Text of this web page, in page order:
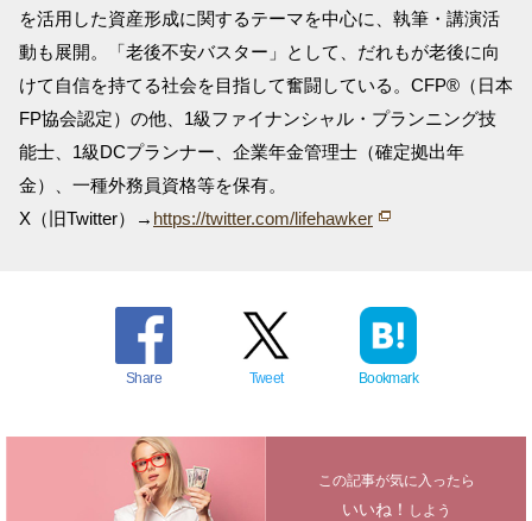
を活用した資産形成に関するテーマを中心に、執筆・講演活
動も展開。「老後不安バスター」として、だれもが老後に向
けて自信を持てる社会を目指して奮闘している。CFP®（日本
FP協会認定）の他、1級ファイナンシャル・プランニング技
能士、1級DCプランナー、企業年金管理士（確定拠出年
金）、一種外務員資格等を保有。
X（旧Twitter）→ https://twitter.com/lifehawker
Share Tweet Bookmark
この記事が気に入ったら
いいね！ しよう